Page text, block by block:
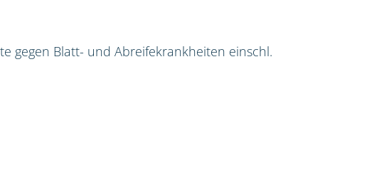
gegen Blatt- und Abreifekrankheiten einschl.